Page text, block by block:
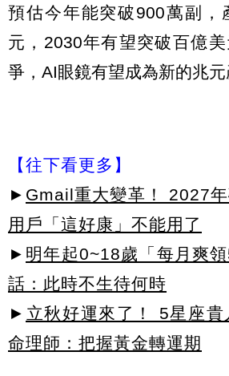
預估今年能突破900萬副，
元，2030年有望突破百億
爭，AI眼鏡有望成為新的兆元
【往下看更多】
► Gmail重大變革！ 2027
用戶「這好康」不能用了
► 明年起0~18歲「每月爽
話：此時不生待何時
► 立秋好運來了！ 5星座貴
命理師：把握黃金轉運期